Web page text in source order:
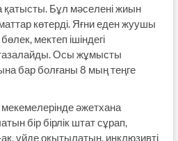
қатысты. Бұл мәселені жиын
көтерді. Яғни еден жуушы
мектеп ішіндегі
Осы жұмысты
бар болғаны 8 мың теңге
әжетхана
бір бірлік штат сұрап,
үйде оқытылатын, инклюзивті